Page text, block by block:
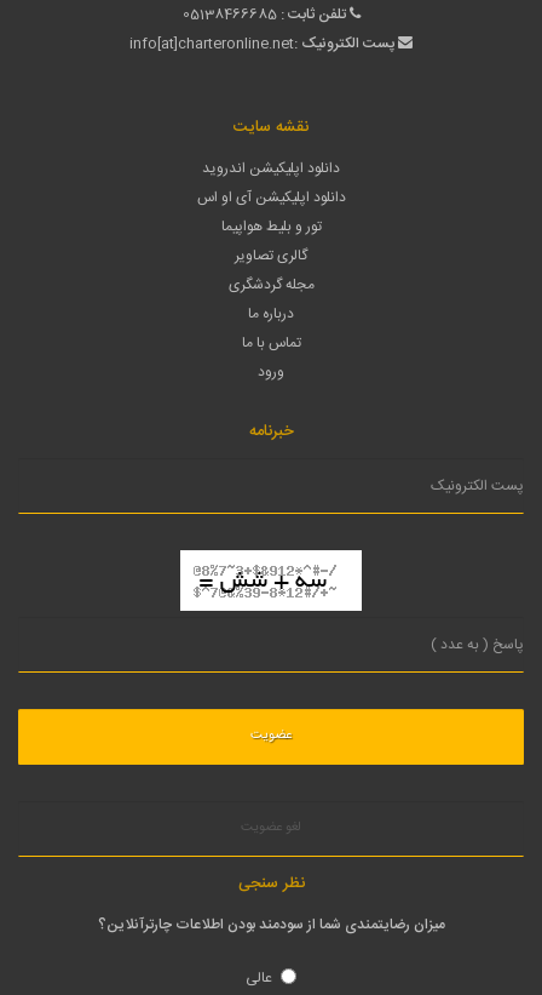
تلفن ثابت : 05138466685
پست الکترونیک :info[at]charteronline.net
نقشه سایت
دانلود اپلیکیشن اندروید
دانلود اپلیکیشن آی او اس
تور و بلیط هواپیما
گالری تصاویر
مجله گردشگری
درباره ما
تماس با ما
ورود
خبرنامه
لغو عضویت
نظر سنجی
میزان رضایتمندی شما از سودمند بودن اطلاعات چارترآنلاین؟
عالی